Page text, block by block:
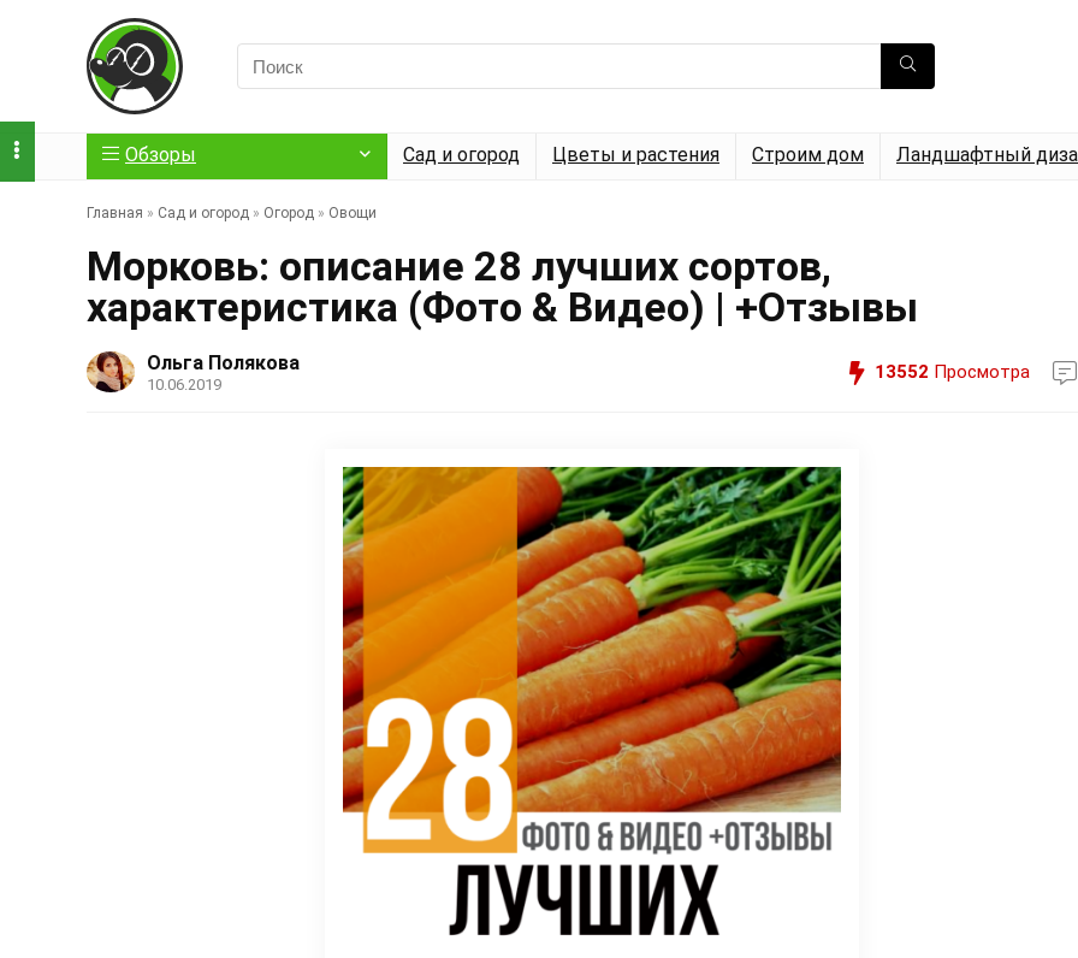
Обзоры Сад и огород Цветы и растения Строим дом Ландшафтный
Главная » Сад и огород » Огород » Овощи
Морковь: описание 28 лучших сортов,
характеристика (Фото & Видео) | +Отзывы
Ольга Полякова
10.06.2019
13552 Просмотра